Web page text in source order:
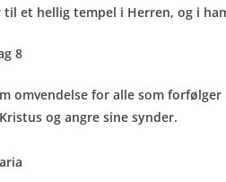
til et hellig tempel i Herren, og i
8
omvendelse for alle som
og angre sine synder.